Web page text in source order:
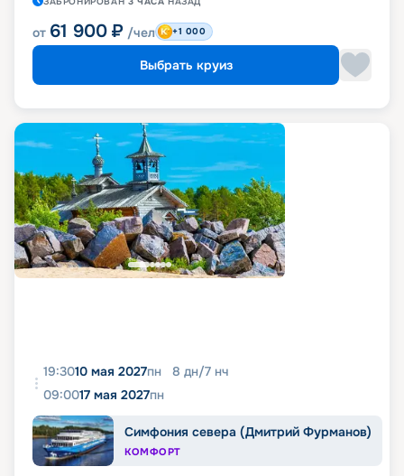
от 61 900 ₽ /чел +1 000
Выбрать круиз
19:3010 мая 2027пн 8 дн/7 нч
09:0017 мая 2027пн
Симфония севера (Дмитрий Фурманов)
КОМФОРТ